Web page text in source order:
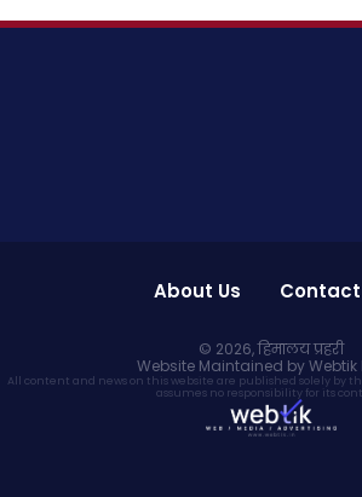
About Us Contact
© 2026,हिमालय प्रहरी
Website Maintained by Webtik
All content and news on this website are published solely by
assumes no responsibility for its